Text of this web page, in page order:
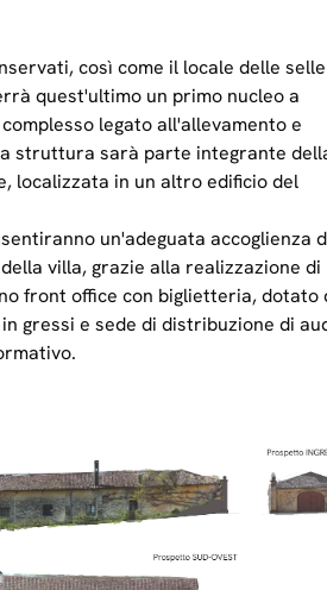
così come il locale delle
quest'ultimo un primo nucleo a
legato all'allevamento e
struttura sarà parte integrante
localizzata in un altro edificio del
un'adeguata accoglienza
villa, grazie alla realizzazione di
front office con biglietteria, dotato
gressi e sede di distribuzione di